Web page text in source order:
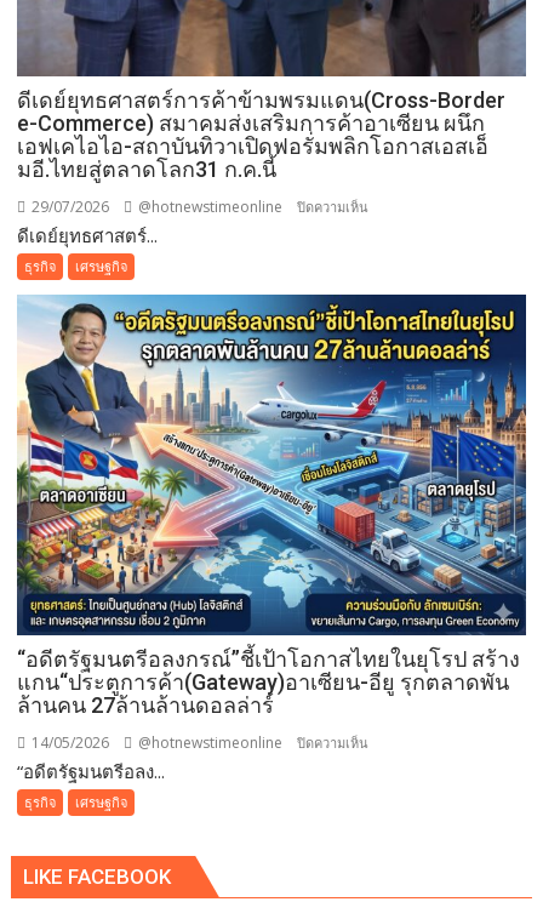
ดีเดย์ยุทธศาสตร์การค้าข้ามพรมแดน(Cross-Border
e-Commerce) สมาคมส่งเสริมการค้าอาเซียน ผนึก
เอฟเคไอไอ-สถาบันทิวาเปิดฟอรั่มพลิกโอกาสเอสเอ็
มอี.ไทยสู่ตลาดโลก31 ก.ค.นี้
29/07/2026 @hotnewstimeonline ปิดความเห็น
การ
ค้า
ข้าม
พรมแดน(Cross-
Border
e-
Commerce)
สมาคม
ส่ง
เสริม
การ
ค้า
อาเซียน
ผนึก
เอฟเค
โอ
ดีเดย์ยุทธศาสตร์...
ธุรกิจ เศรษฐกิจ
“อดีตรัฐมนตรีอลงกรณ์”ชี้เป้าโอกาสไทยในยุโรป สร้าง
แกน“ประตูการค้า(Gateway)อาเซียน-อียู รุกตลาดพัน
ล้านคน 27ล้านล้านดอลล่าร์
14/05/2026 @hotnewstimeonline ปิดความเห็น
ไทย
“อดีตรัฐมนตรีอลง...
ธุรกิจ เศรษฐกิจ
LIKE FACEBOOK